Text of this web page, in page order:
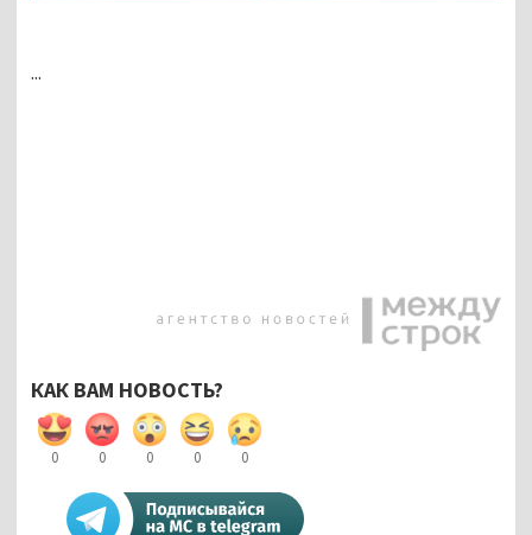
...
КАК ВАМ НОВОСТЬ?
0 0 0 0 0